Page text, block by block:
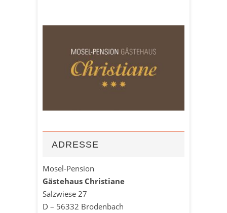
ADRESSE
Mosel-Pension
Gästehaus Christiane
Salzwiese 27
D – 56332 Brodenbach